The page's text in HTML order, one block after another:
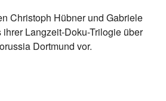
Christoph Hübner und Gabriele
Langzeit-Doku-Trilogie über
Dortmund vor.